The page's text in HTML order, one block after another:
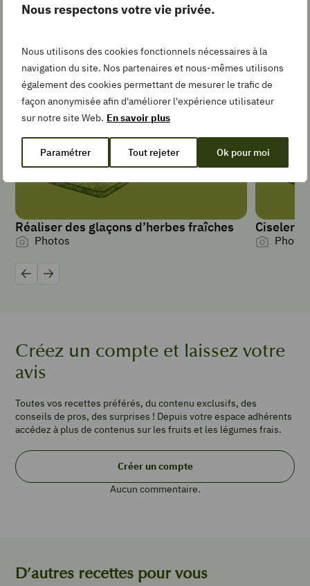
Nous respectons votre vie privée.
Nous utilisons des cookies fonctionnels nécessaires à la
navigation du site. Nos partenaires et nous-mêmes utilisons
également des cookies permettant de mesurer le trafic de
façon anonymisée afin d'améliorer l'expérience utilisateur
sur notre site Web. En savoir plus
Paramétrer Tout rejeter Ok pour moi
Add
to
Collection
TEMPS DE
PRÉPARATION
20minutes
min
CUISSON
30minutes
min
TYPE DE PLAT
PORTIONS
4
4
2
oignon
g
bœuf
de
Les gestes simples pour la
recette
Réaliser des glaçons d’herbes fraîches
Photos
Ciseler
Photos
Précédent
Suivant
Créez un compte et laissez votre
avis
Toutes vos recettes préférés, du contenu exclusifs, des
conseils de pros, des surprises ! Depuis votre espace adhérents
accédez à plus de contenus sur les fruits et les légumes frais.
Créer un compte
Aucun commentaire.
D’autres recettes pour vous